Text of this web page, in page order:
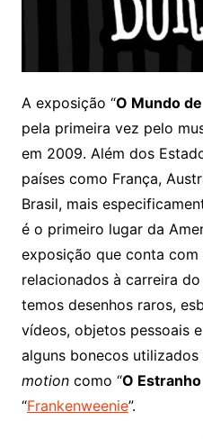
A exposição “O Mundo
pela primeira vez pelo
em 2009. Além dos
países como França,
Brasil, mais
é o primeiro lugar da
exposição que conta
relacionados à carreira
temos desenhos raros,
vídeos, objetos pessoais e
alguns bonecos utilizados
motioncomo “O
“Frankenweenie”.